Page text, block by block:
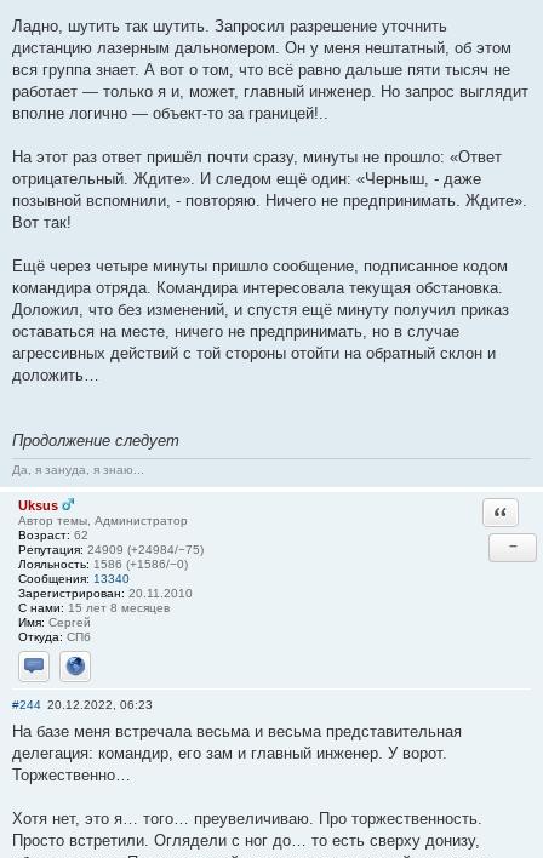
Ладно, шутить так шутить. Запросил разрешение уточнить
дистанцию лазерным дальномером. Он у меня нештатный, об этом
вся группа знает. А вот о том, что всё равно дальше пяти тысяч не
работает — только я и, может, главный инженер. Но запрос выглядит
вполне логично — объект-то за границей!..
На этот раз ответ пришёл почти сразу, минуты не прошло: «Ответ
отрицательный. Ждите». И следом ещё один: «Черныш, - даже
позывной вспомнили, - повторяю. Ничего не предпринимать. Ждите».
Вот так!
Ещё через четыре минуты пришло сообщение, подписанное кодом
командира отряда. Командира интересовала текущая обстановка.
Доложил, что без изменений, и спустя ещё минуту получил приказ
оставаться на месте, ничего не предпринимать, но в случае
агрессивных действий с той стороны отойти на обратный склон и
доложить…
Продолжение следует
Да, я зануда, я знаю...
Uksus
Автор темы, Администратор
Возраст: 62
Репутация: 24909 (+24984/−75)
Лояльность: 1586 (+1586/−0)
Сообщения: 13340
Зарегистрирован: 20.11.2010
С нами: 15 лет 8 месяцев
Имя: Сергей
Откуда: СПб
Отправить личное сообщение
Сайт
−
#244 20.12.2022, 06:23
На базе меня встречала весьма и весьма представительная
делегация: командир, его зам и главный инженер. У ворот.
Торжественно…
Хотя нет, это я… того… преувеличиваю. Про торжественность.
Просто встретили. Оглядели с ног до… то есть сверху донизу,